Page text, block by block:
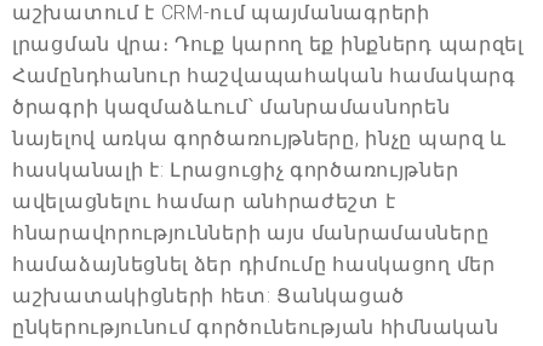
աշխատում է CRM-ում պայմանագրերի
լրացման վրա։ Դուք կարող եք ինքներդ պարզել
Համընդհանուր հաշվապահական համակարգ
ծրագրի կազմաձևում՝ մանրամասնորեն
նայելով առկա գործառույթները, ինչը պարզ և
հասկանալի է: Լրացուցիչ գործառույթներ
ավելացնելու համար անհրաժեշտ է
հնարավորությունների այս մանրամասները
համաձայնեցնել ձեր դիմումը հասկացող մեր
աշխատակիցների հետ: Ցանկացած
ընկերությունում գործունեության հիմնական